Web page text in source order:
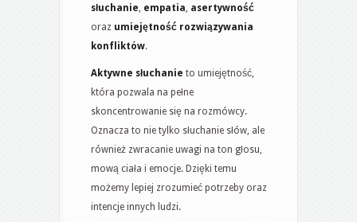
słuchanie empatia asertywność
oraz umiejętność rozwiązywania
konfliktów.
Aktywne słuchanie to umiejętność,
która pozwala na pełne
skoncentrowanie się na rozmówcy.
Oznacza to nie tylko słuchanie słów, ale
również zwracanie uwagi na ton głosu,
mową ciała i emocje. Dzięki temu
możemy lepiej zrozumieć potrzeby oraz
intencje innych ludzi.